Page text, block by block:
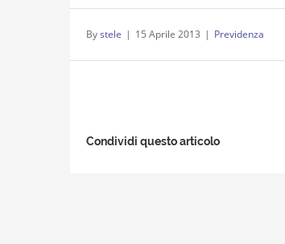
Bystele | 15 Aprile 2013 | Previdenza
Condividi questo articolo